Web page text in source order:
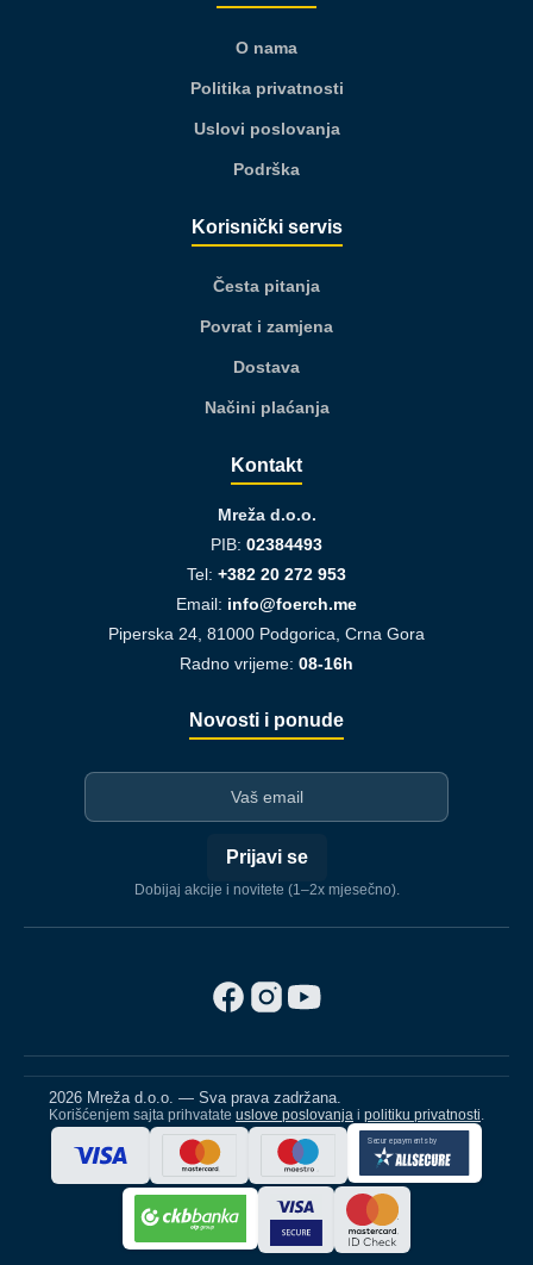
O nama
Politika privatnosti
Uslovi poslovanja
Podrška
Korisnički servis
Česta pitanja
Povrat i zamjena
Dostava
Načini plaćanja
Kontakt
Mreža d.o.o.
PIB: 02384493
Tel: +382 20 272 953
Email: info@foerch.me
Piperska 24, 81000 Podgorica, Crna Gora
Radno vrijeme: 08-16h
Novosti i ponude
Prijavi se
Dobijaj akcije i novitete (1–2x mjesečno).
2026 Mreža d.o.o. — Sva prava zadržana.
Korišćenjem sajta prihvatate uslove poslovanja i politiku privatnosti.